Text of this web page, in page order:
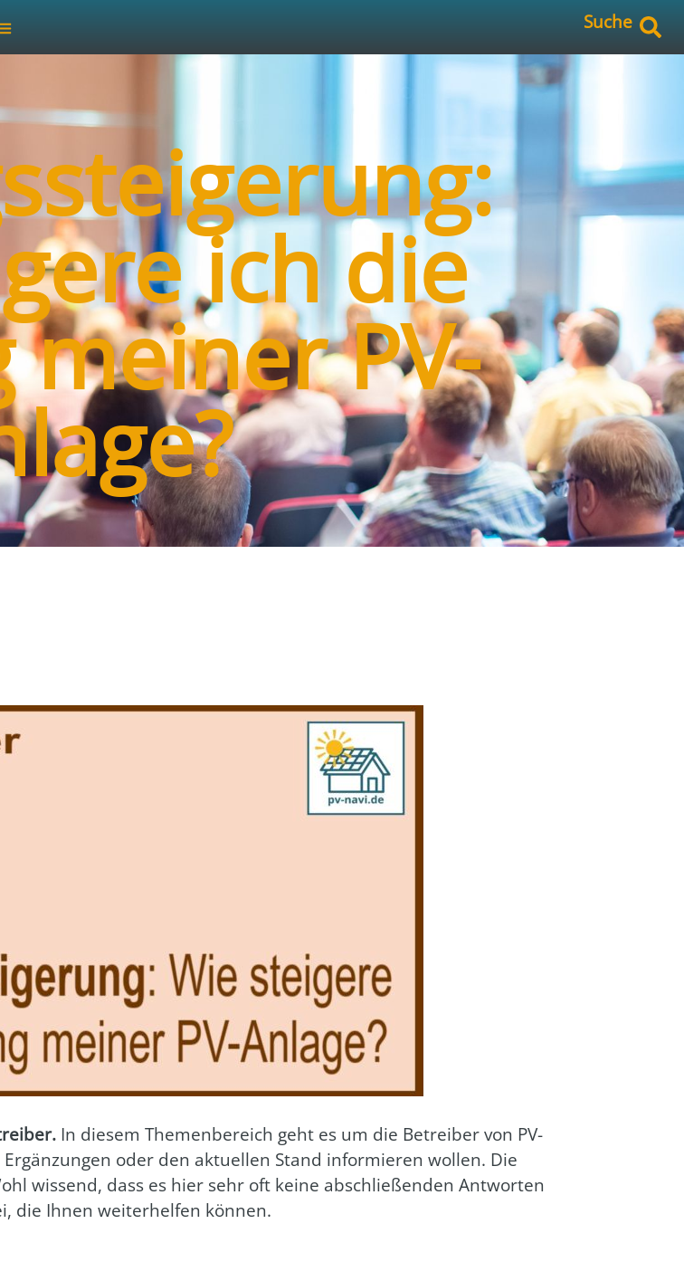
Suche
ich die
meiner PV-
In die­sem The­men­be­reich geht es um die Betrei­ber von PV-
oder den aktu­el­len Stand infor­mie­ren wol­len. Die
wis­send, dass es hier sehr oft kei­ne abschlie­ßen­den Ant­wor­ten
die Ihnen wei­ter­hel­fen kön­nen.